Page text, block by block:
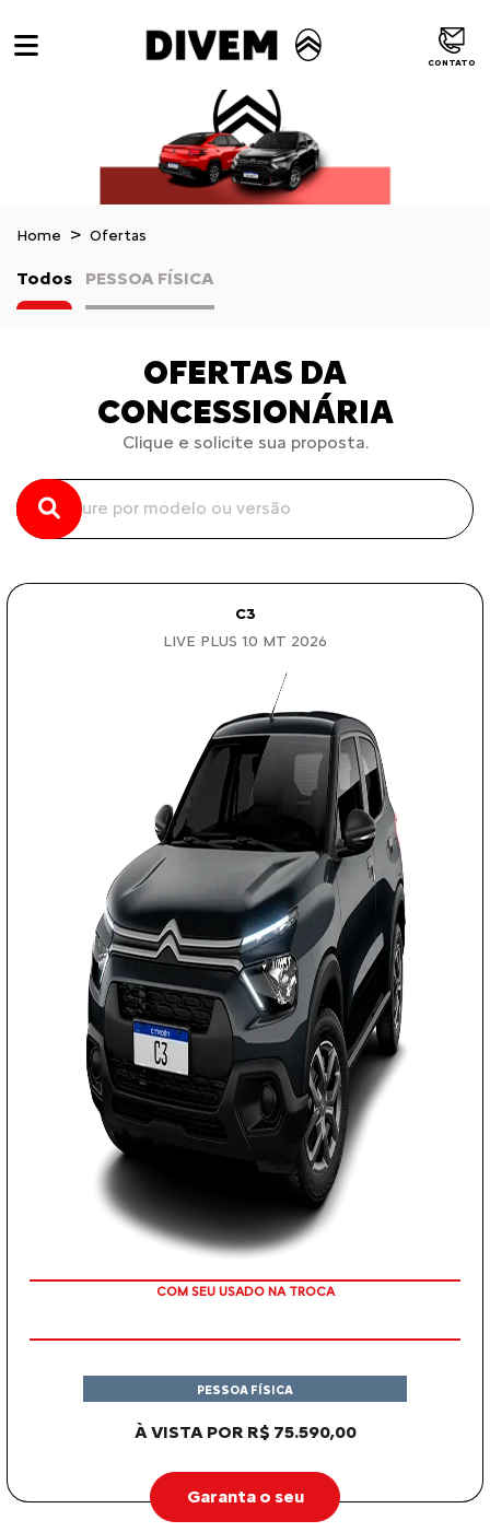
CONTATO
Home Ofertas
Todos PESSOA FÍSICA
OFERTAS DA
CONCESSIONÁRIA
Clique e solicite sua proposta.
C3
LIVE PLUS 1.0 MT 2026
COM SEU USADO NA TROCA
À VISTA POR R$ 75.590,00
PESSOA FÍSICA
Garanta o seu